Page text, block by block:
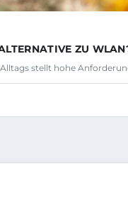
ZU
stellt hohe